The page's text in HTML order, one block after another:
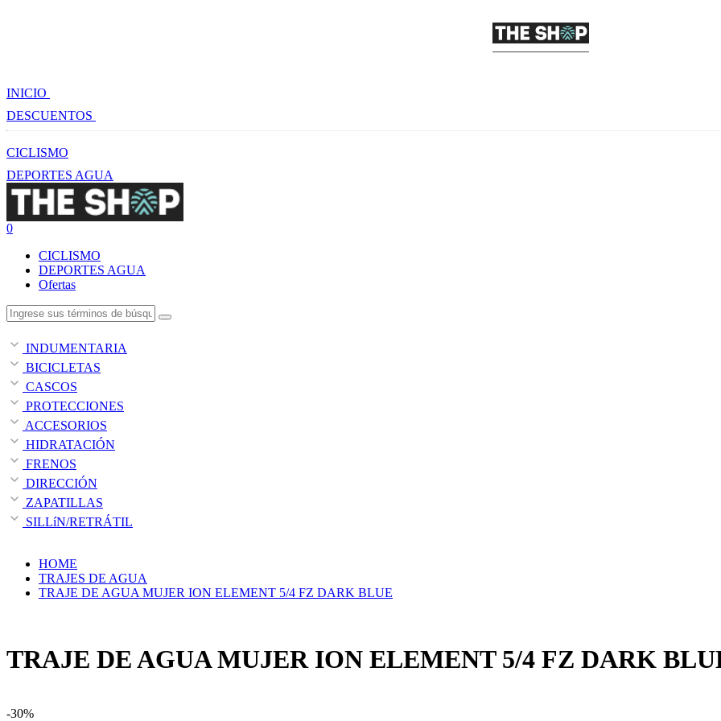
INICIO
DESCUENTOS
CICLISMO
DEPORTES AGUA
0
CICLISMO
DEPORTES AGUA
Ofertas
INDUMENTARIA
BICICLETAS
CASCOS
PROTECCIONES
ACCESORIOS
HIDRATACIÓN
FRENOS
DIRECCIÓN
ZAPATILLAS
SILLíN/RETRÁTIL
HOME
TRAJES DE AGUA
TRAJE DE AGUA MUJER ION ELEMENT 5/4 FZ DARK BLUE
TRAJE DE AGUA MUJER ION ELEMENT 5/4 FZ DARK
-30%